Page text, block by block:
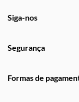
Siga-nos
Segurança
Formas de